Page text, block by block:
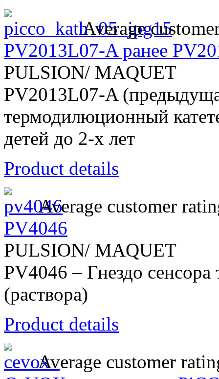
Average
PV2013L07-A ранее
PULSION/ MAQUET
PV2013L07-A
термодилюционный
детей до 2-х лет
Product details
Average customer
PV4046
PULSION/ MAQUET
PV4046 – Гнездо
(раствора)
Product details
Average customer